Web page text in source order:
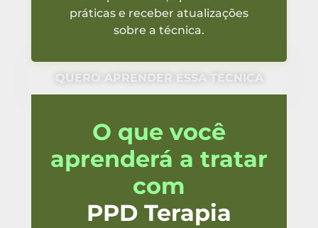
práticas e receber atualizações
sobre a técnica.
QUERO APRENDER ESSA TÉCNICA
O que você
aprenderá a tratar
com
PPD Terapia